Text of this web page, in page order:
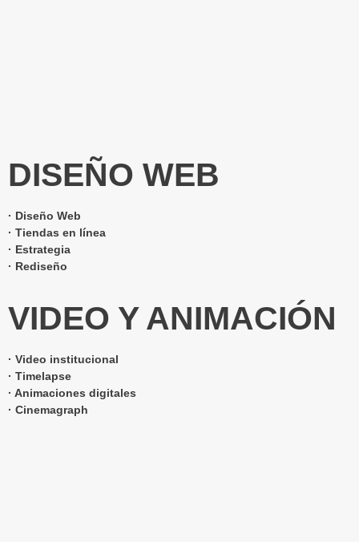
DISEÑO WEB
· Diseño Web
· Tiendas en línea
· Estrategia
· Rediseño
VIDEO Y ANIMACIÓN
· Video institucional
· Timelapse
· Animaciones digitales
· Cinemagraph